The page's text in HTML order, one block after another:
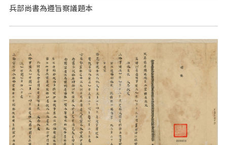
兵部尚書為遵旨察議題本